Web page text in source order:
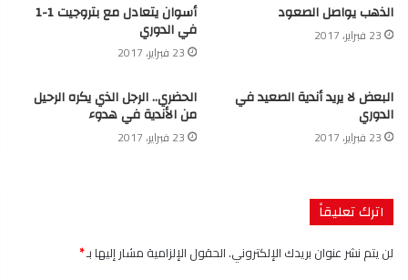
الذهب يواصل الصعود
23 فبراير، 2017
أسوان يتعادل مع بتروجيت 1-1
في الدوري
23 فبراير، 2017
البعض لا يريد أندية الصعيد في
الدوري
23 فبراير، 2017
الحضري.. الرجل الذي يكره الرحيل
من الأندية في هدوء
23 فبراير، 2017
اترك تعليقاً
لن يتم نشر عنوان بريدك الإلكتروني.الحقول الإلزامية مشار إليها بـ*